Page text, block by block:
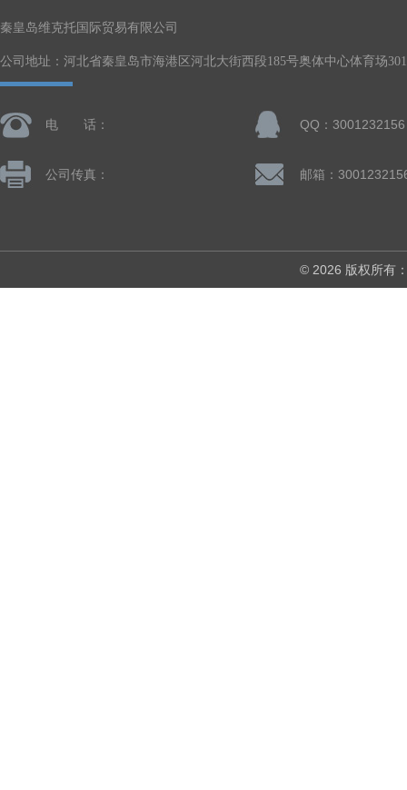
秦皇岛维克托国际贸易有限公司
公司地址：河北省秦皇岛市海港区河北大街西段185号奥体中心体育场
电 话： QQ：3001232156
公司传真： 邮箱：
© 2026 版权所有